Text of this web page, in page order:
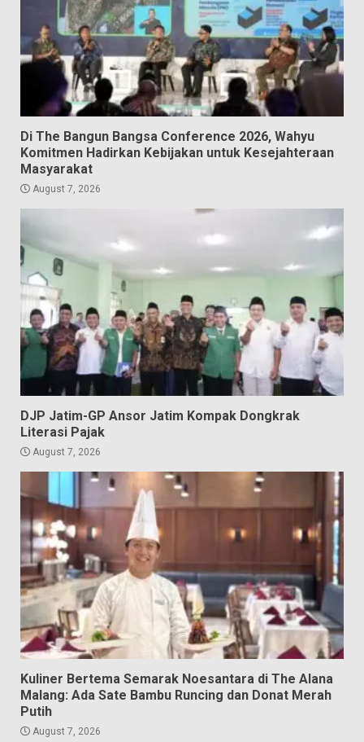
Di The Bangun Bangsa Conference 2026, Wahyu
Komitmen Hadirkan Kebijakan untuk Kesejahteraan
Masyarakat
August 7, 2026
DJP Jatim-GP Ansor Jatim Kompak Dongkrak
Literasi Pajak
August 7, 2026
Kuliner Bertema Semarak Noesantara di The Alana
Malang: Ada Sate Bambu Runcing dan Donat Merah
Putih
August 7, 2026